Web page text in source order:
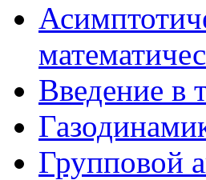
Введение в
Групповой